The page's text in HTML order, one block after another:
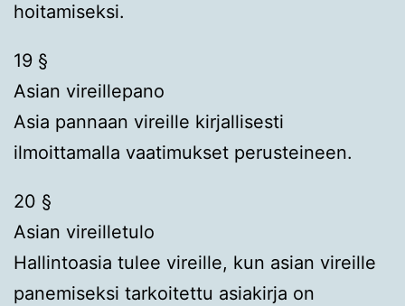
hoitamiseksi.
19 §
Asian vireillepano
Asia pannaan vireille kirjallisesti
ilmoittamalla vaatimukset perusteineen.
20 §
Asian vireilletulo
Hallintoasia tulee vireille, kun asian vireille
panemiseksi tarkoitettu asiakirja on